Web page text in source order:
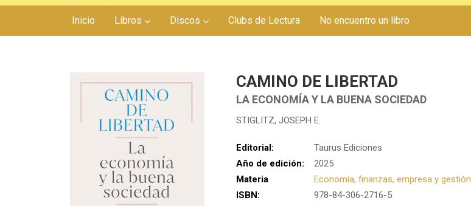
Inicio Libros Discos Clubs de Lectura No encuentro un libro
CAMINO DE LIBERTAD
LA ECONOMÍA Y LA BUENA SOCIEDAD
STIGLITZ, JOSEPH E.
Editorial:
Taurus Ediciones
Año de edición:
2025
Materia
Economía, finanzas, empresa y gestión
ISBN:
978-84-306-2716-5